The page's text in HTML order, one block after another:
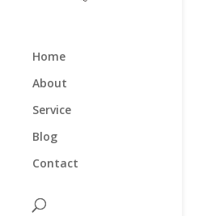
Home
About
Service
Blog
Contact